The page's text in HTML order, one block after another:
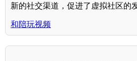
新的社交渠道，促进了虚拟社区的
和陪玩视频